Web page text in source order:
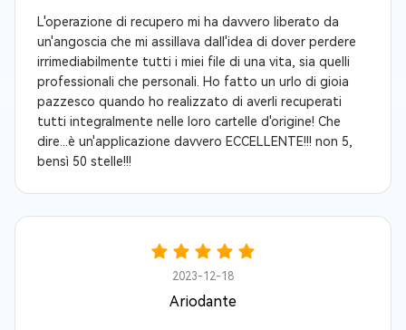
L'operazione di recupero mi ha davvero liberato da
un'angoscia che mi assillava dall'idea di dover perdere
irrimediabilmente tutti i miei file di una vita, sia quelli
professionali che personali. Ho fatto un urlo di gioia
pazzesco quando ho realizzato di averli recuperati
tutti integralmente nelle loro cartelle d'origine! Che
dire...è un'applicazione davvero ECCELLENTE!!! non 5,
bensì 50 stelle!!!
2023-12-18
Ariodante